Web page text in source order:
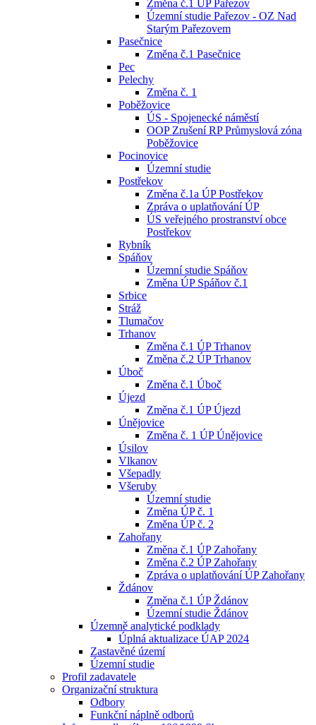
Změna č.1 ÚP Pařezov
Územní studie Pařezov - OZ Nad
Starým Pařezovem
Pasečnice
Změna č.1 Pasečnice
Pec
Pelechy
Změna č. 1
Poběžovice
ÚS - Spojenecké náměstí
OOP Zrušení RP Průmyslová zóna
Poběžovice
Pocinovice
Územní studie
Postřekov
Změna č.1a ÚP Postřekov
Zpráva o uplatňování ÚP
ÚS veřejného prostranství obce
Postřekov
Rybník
Spáňov
Územní studie Spáňov
Změna ÚP Spáňov č.1
Srbice
Stráž
Tlumačov
Trhanov
Změna č.1 ÚP Trhanov
Změna č.2 ÚP Trhanov
Úboč
Změna č.1 Úboč
Újezd
Změna č.1 ÚP Újezd
Únějovice
Změna č. 1 ÚP Únějovice
Úsilov
Vlkanov
Všepadly
Všeruby
Územní studie
Změna ÚP č. 1
Změna ÚP č. 2
Zahořany
Změna č.1 ÚP Zahořany
Změna č.2 ÚP Zahořany
Zpráva o uplatňování ÚP Zahořany
Ždánov
Změna č.1 ÚP Ždánov
Územní studie Ždánov
Územně analytické podklady
Úplná aktualizace ÚAP 2024
Zastavěné území
Územní studie
Profil zadavatele
Organizační struktura
Odbory
Funkční náplně odborů